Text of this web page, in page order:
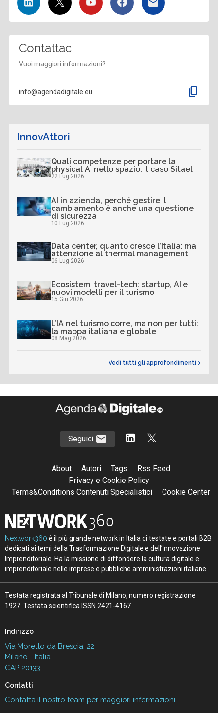
Contattaci
Vuoi maggiori informazioni?
info@agendadigitale.eu content_copy
InnovAttori
Quali competenze per portare la
physical AI nello spazio: il caso Sitael
22 Lug 2026
AI in azienda, perché gestire il
cambiamento è anche una questione
di sicurezza
10 Lug 2026
Data center, quanto cresce l’Italia: ma
attenzione al thermal management
06 Lug 2026
Ecosistemi travel-tech: startup, AI e
nuovi modelli per il turismo
15 Giu 2026
L’IA nel turismo corre, ma non per tutti:
la mappa italiana e globale
08 Mag 2026
Vedi tutti gli approfondimenti >
Seguici
About Autori Tags
Rss Feed
Privacy e Cookie Policy
Terms&Conditions Contenuti Specialistici
Cookie Center
Nextwork360 è il più grande network in Italia di testate e portali B2B
dedicati ai temi della Trasformazione Digitale e dell’Innovazione
Imprenditoriale. Ha la missione di diffondere la cultura digitale e
imprenditoriale nelle imprese e pubbliche amministrazioni italiane.
Testata registrata al Tribunale di Milano, numero registrazione
1927. Testata scientifica ISSN 2421-4167
Indirizzo
Via Moretto da Brescia, 22
Milano - Italia
CAP 20133
Contatti
Contatta il nostro team per maggiori informazioni